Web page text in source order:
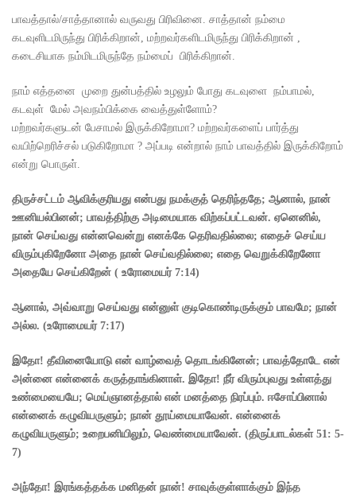
பாவத்தால்/சாத்தானால் வருவது பிரிவினை. சாத்தான் நம்மை
கடவுளிடமிருந்து பிரிக்கிறான், மற்றவர்களிடமிருந்து பிரிக்கிறான் ,
கடைசியாக நம்மிடமிருந்தே நம்மைப் பிரிக்கிறான்.
நாம் எத்தனை முறை துன்பத்தில் உழலும் போது கடவுளை நம்பாமல்,
கடவுள் மேல் அவநம்பிக்கை வைத்துள்ளோம்?
மற்றவர்களுடன் பேசாமல் இருக்கிறோமா? மற்றவர்களைப் பார்த்து
வயிற்றெரிச்சல் படுகிறோமா ? அப்படி என்றால் நாம் பாவத்தில் இருக்கிறோம்
என்று பொருள்.
திருச்சட்டம் ஆவிக்குரியது என்பது நமக்குத் தெரிந்ததே; ஆனால், நான்
ஊனியல்பினன்; பாவத்திற்கு அடிமையாக விற்கப்பட்டவன். ஏனெனில்,
நான் செய்வது என்னவென்று எனக்கே தெரிவதில்லை; எதைச் செய்ய
விரும்புகிறேனோ அதை நான் செய்வதில்லை; எதை வெறுக்கிறேனோ
அதையே செய்கிறேன் ( உரோமையர் 7:14)
ஆனால், அவ்வாறு செய்வது என்னுள் குடிகொண்டிருக்கும் பாவமே; நான்
அல்ல. (உரோமையர் 7:17)
இதோ! தீவினையோடு என் வாழ்வைத் தொடங்கினேன்; பாவத்தோடே என்
அன்னை என்னைக் கருத்தாங்கினாள். இதோ! நீர் விரும்புவது உள்ளத்து
உண்மையையே; மெய்ஞானத்தால் என் மனத்தை நிரப்பும். ஈசோப்பினால்
என்னைக் கழுவியருளும்; நான் தூய்மையாவேன். என்னைக்
கழுவியருளும்; உறைபனியிலும், வெண்மையாவேன். (திருப்பாடல்கள் 51: 5-
7)
அந்தோ! இரங்கத்தக்க மனிதன் நான்! சாவுக்குள்ளாக்கும் இந்த